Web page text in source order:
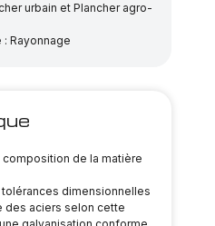
urbain et Plancher agro-
Rayonnage
composition de la matière
tolérances dimensionnelles
des aciers selon cette